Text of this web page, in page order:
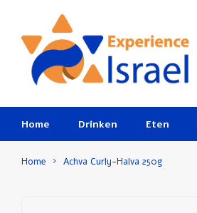
Home Drinken Eten
Home Achva Curly-Halva 250g